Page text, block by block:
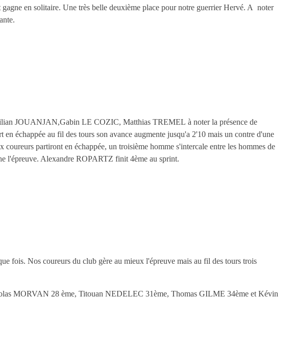
en solitaire. Une très belle deuxième place pour notre guerrier Hervé. A noter
JOUANJAN,Gabin LE COZIC, Matthias TREMEL à noter la présence de
au fil des tours son avance augmente jusqu'a 2'10 mais un contre d'une
partiront en échappée, un troisième homme s'intercale entre les hommes de
l'épreuve. Alexandre ROPARTZ finit 4ème au sprint.
fois. Nos coureurs du club gère au mieux l'épreuve mais au fil des tours trois
MORVAN 28 ème, Titouan NEDELEC 31ème, Thomas GILME 34ème et Kévin